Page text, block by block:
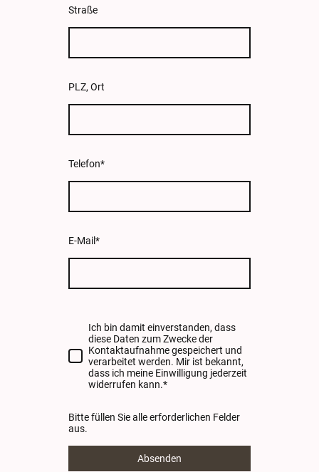
Straße
PLZ, Ort
Telefon*
E-Mail*
Ich bin damit einverstanden, dass
diese Daten zum Zwecke der
Kontaktaufnahme gespeichert und
verarbeitet werden. Mir ist bekannt,
dass ich meine Einwilligung jederzeit
widerrufen kann.*
Bitte füllen Sie alle erforderlichen Felder
aus.
Absenden